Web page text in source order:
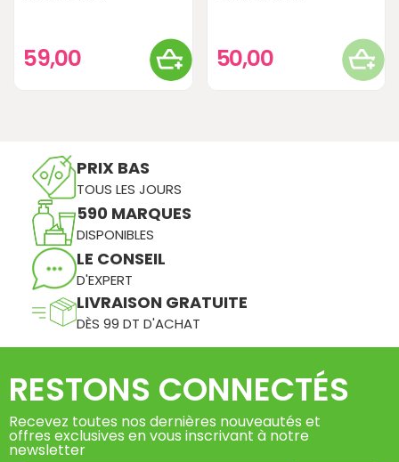
59,00 50,00
PRIX BAS
TOUS LES JOURS
590 MARQUES
DISPONIBLES
LE CONSEIL
D'EXPERT
LIVRAISON GRATUITE
DÈS 99 DT D'ACHAT
RESTONS CONNECTÉS
Recevez toutes nos dernières nouveautés et
offres exclusives en vous inscrivant à notre
newsletter